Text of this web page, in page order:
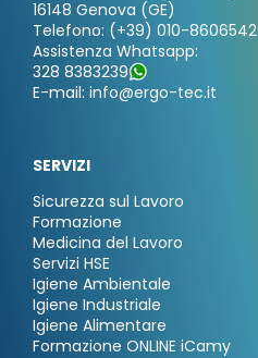
16148 Genova (GE)
Telefono: (+39) 010-8606542
Assistenza Whatsapp:
328 8383239
E-mail: info@ergo-tec.it
SERVIZI
Sicurezza sul Lavoro
Formazione
Medicina del Lavoro
Servizi HSE
Igiene Ambientale
Igiene Industriale
Igiene Alimentare
Formazione ONLINE iCamy